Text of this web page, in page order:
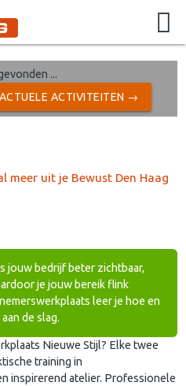
...
ACTIVITEITEN →
meer uit je Bewust Den Haag
jouw bedrijf beter zichtbaar,
je jouw bereik flink
leer je hoe en
de slag.
Nieuwe Stijl? Elke twee
training in
inspirerend atelier. Professionele